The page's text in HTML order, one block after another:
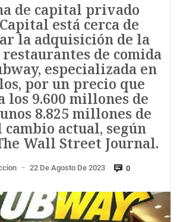
de capital privado
está cerca de
la adquisición de la
restaurantes de comida
especializada en
por un precio que
los 9.600 millones de
8.825 millones de
cambio actual, según
Wall Street Journal.
— 22 De Agosto De 2023 0